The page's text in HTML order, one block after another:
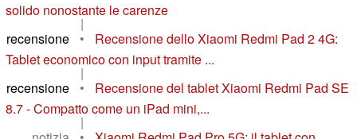
solido nonostante le carenze
|
recensione
•
Recensione dello Xiaomi Redmi Pad 2 4G:
Tablet economico con input tramite ...
|
recensione
•
Recensione del tablet Xiaomi Redmi Pad SE
8.7 - Compatto come un iPad mini,...
|